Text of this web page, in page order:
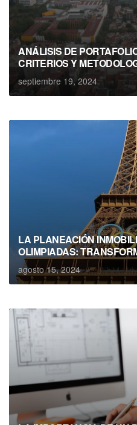
ANÁLISIS DE
CRITERIOS Y
septiembre 19, 2024
LA PLANEACIÓN
OLIMPIADAS:
agosto 15, 2024